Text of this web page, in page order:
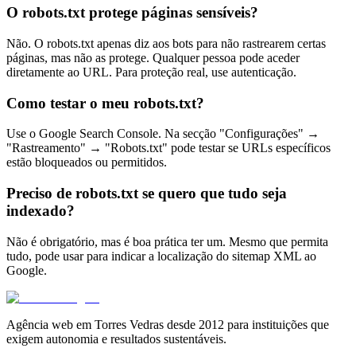
O robots.txt protege páginas sensíveis?
Não. O robots.txt apenas diz aos bots para não rastrearem certas
páginas, mas não as protege. Qualquer pessoa pode aceder
diretamente ao URL. Para proteção real, use autenticação.
Como testar o meu robots.txt?
Use o Google Search Console. Na secção "Configurações" →
"Rastreamento" → "Robots.txt" pode testar se URLs específicos
estão bloqueados ou permitidos.
Preciso de robots.txt se quero que tudo seja
indexado?
Não é obrigatório, mas é boa prática ter um. Mesmo que permita
tudo, pode usar para indicar a localização do sitemap XML ao
Google.
Agência web em Torres Vedras desde 2012 para instituições que
exigem autonomia e resultados sustentáveis.